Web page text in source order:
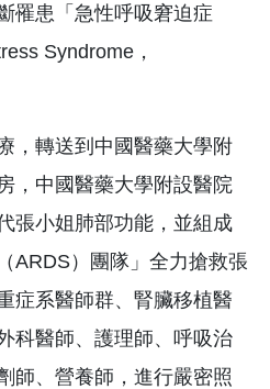
罹患「急性呼吸窘迫症
Syndrome，
，轉送到中國醫藥大學附
，中國醫藥大學附設醫院
張小姐肺部功能，並組成
ARDS）團隊」全力搶救張
症系醫師群、腎臟移植醫
科醫師、護理師、呼吸治
師、營養師，進行嚴密照